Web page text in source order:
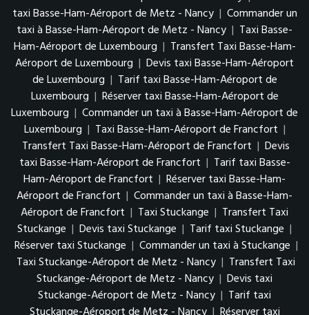
taxi Basse-Ham-Aéroport de Metz - Nancy | Commander un
taxi à Basse-Ham-Aéroport de Metz - Nancy | Taxi Basse-
Ham-Aéroport de Luxembourg | Transfert Taxi Basse-Ham-
Aéroport de Luxembourg | Devis taxi Basse-Ham-Aéroport
de Luxembourg | Tarif taxi Basse-Ham-Aéroport de
Luxembourg | Réserver taxi Basse-Ham-Aéroport de
Luxembourg | Commander un taxi à Basse-Ham-Aéroport de
Luxembourg | Taxi Basse-Ham-Aéroport de Francfort |
Transfert Taxi Basse-Ham-Aéroport de Francfort | Devis
taxi Basse-Ham-Aéroport de Francfort | Tarif taxi Basse-
Ham-Aéroport de Francfort | Réserver taxi Basse-Ham-
Aéroport de Francfort | Commander un taxi à Basse-Ham-
Aéroport de Francfort | Taxi Stuckange | Transfert Taxi
Stuckange | Devis taxi Stuckange | Tarif taxi Stuckange |
Réserver taxi Stuckange | Commander un taxi à Stuckange |
Taxi Stuckange-Aéroport de Metz - Nancy | Transfert Taxi
Stuckange-Aéroport de Metz - Nancy | Devis taxi
Stuckange-Aéroport de Metz - Nancy | Tarif taxi